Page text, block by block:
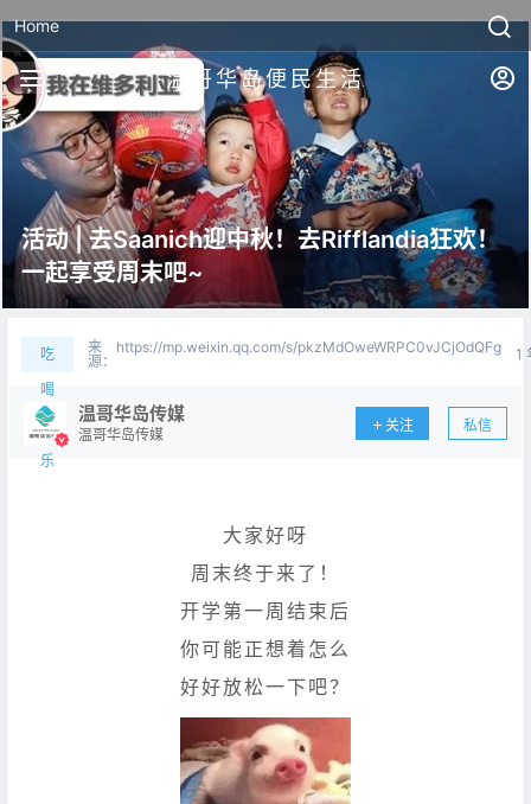
Home
温哥华岛便民生活
活动 | 去Saanich迎中秋！去Rifflandia狂欢！
一起享受周末吧~
吃
喝
玩
乐
来
源：
https://mp.weixin.qq.com/s/pkzMdOweWRPC0vJCjOdQFg 1
温哥华岛传媒
温哥华岛传媒
关注 私信
大家好呀
周末终于来了！
开学第一周结束后
你可能正想着怎么
好好放松一下吧？